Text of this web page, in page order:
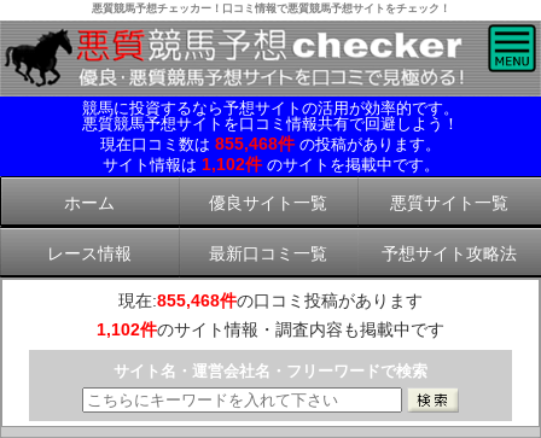
悪質競馬予想チェッカー！口コミ情報で悪質競馬予想サイトをチェック！
競馬に投資するなら予想サイトの活用が効率的です。
悪質競馬予想サイトを口コミ情報共有で回避しよう！
現在口コミ数は 855,468件 の投稿があります。
サイト情報は 1,102件 のサイトを掲載中です。
ホーム 優良サイト一覧 悪質サイト一覧
レース情報 最新口コミ一覧 予想サイト攻略法
現在:855,468件の口コミ投稿があります
1,102件のサイト情報・調査内容も掲載中です
サイト名・運営会社名・フリーワードで検索